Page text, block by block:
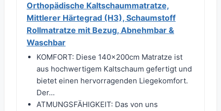
Orthopädische Kaltschaummatratze,
Mittlerer Härtegrad (H3), Schaumstoff
Rollmatratze mit Bezug, Abnehmbar &
Waschbar
KOMFORT: Diese 140x200cm Matratze ist
aus hochwertigem Kaltschaum gefertigt und
bietet einen hervorragenden Liegekomfort.
Der...
ATMUNGSFÄHIGKEIT: Das von uns